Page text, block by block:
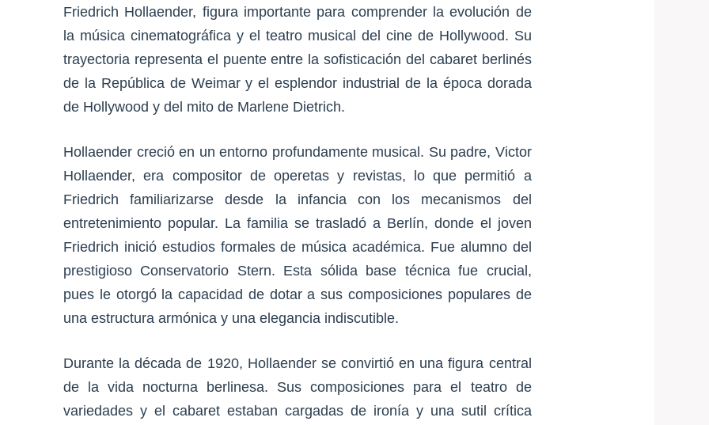
Friedrich Hollaender, figura importante para comprender la evolución de
la música cinematográfica y el teatro musical del cine de Hollywood. Su
trayectoria representa el puente entre la sofisticación del cabaret berlinés
de la República de Weimar y el esplendor industrial de la época dorada
de Hollywood y del mito de Marlene Dietrich.
Hollaender creció en un entorno profundamente musical. Su padre, Victor
Hollaender, era compositor de operetas y revistas, lo que permitió a
Friedrich familiarizarse desde la infancia con los mecanismos del
entretenimiento popular. La familia se trasladó a Berlín, donde el joven
Friedrich inició estudios formales de música académica. Fue alumno del
prestigioso Conservatorio Stern. Esta sólida base técnica fue crucial,
pues le otorgó la capacidad de dotar a sus composiciones populares de
una estructura armónica y una elegancia indiscutible.
Durante la década de 1920, Hollaender se convirtió en una figura central
de la vida nocturna berlinesa. Sus composiciones para el teatro de
variedades y el cabaret estaban cargadas de ironía y una sutil crítica